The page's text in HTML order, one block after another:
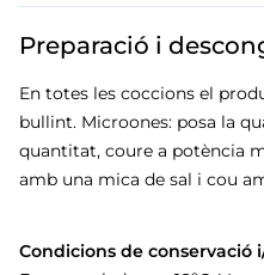
Preparació i
En totes les coccions el
bullint. Microones: posa la
quantitat, coure a potència
amb una mica de sal i cou
Condicions de conservació